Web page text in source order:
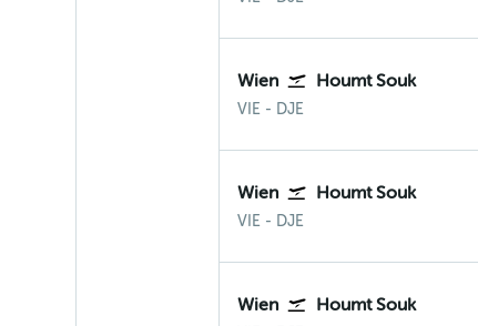
Wien Houmt Souk
VIE - DJE
Wien Houmt Souk
VIE - DJE
Wien Houmt Souk